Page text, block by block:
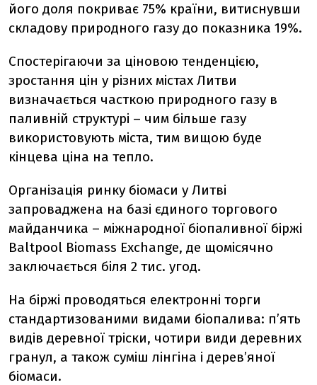
його доля покриває 75% країни, витиснувши
складову природного газу до показника 19%.
Спостерігаючи за ціновою тенденцією,
зростання цін у різних містах Литви
визначається часткою природного газу в
паливній структурі – чим більше газу
використовують міста, тим вищою буде
кінцева ціна на тепло.
Організація ринку біомаси у Литві
запроваджена на базі єдиного торгового
майданчика – міжнародної біопаливної біржі
Baltpool Biomass Exchange, де щомісячно
заключається біля 2 тис. угод.
На біржі проводяться електронні торги
стандартизованими видами біопалива: п’ять
видів деревної тріски, чотири види деревних
гранул, а також суміш лінгіна і дерев’яної
біомаси.